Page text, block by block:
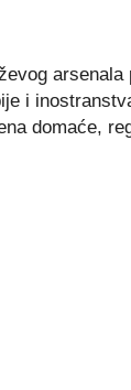
i
domaće,